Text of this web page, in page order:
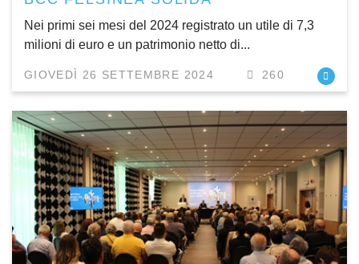
Nei primi sei mesi del 2024 registrato un utile di 7,3
milioni di euro e un patrimonio netto di...
GIOVEDÌ 26 SETTEMBRE 2024 260